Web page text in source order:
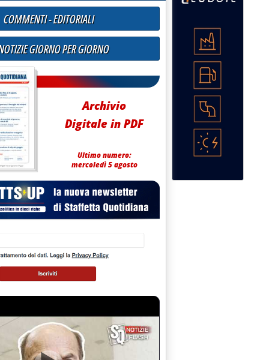
COMMENTI - EDITORIALI
GIORNO PER GIORNO
Archivio
Digitale in PDF
Ultimo numero:
mercoledì 5 agosto